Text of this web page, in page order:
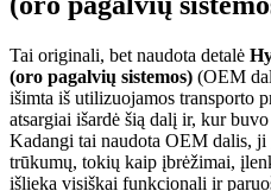
Tai originali, bet naudota detalė
(oro pagalvių sistemos) (OEM
išimta iš utilizuojamos transporto
atsargiai išardė šią dalį ir, kur
Kadangi tai naudota OEM dalis,
trūkumų, tokių kaip įbrėžimai,
išlieka visiškai funkcionali ir